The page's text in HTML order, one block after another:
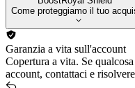
Skarner
Nasus
Nidalee
Udyr
Poppy
Gragas
Come proteggiamo il tuo
Garanzia a vita sull'account
Copertura a vita. Se
account, contattaci e